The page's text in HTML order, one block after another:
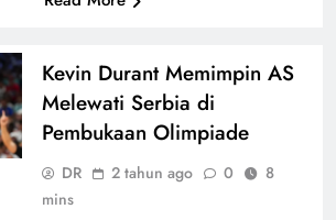
Kevin Durant Memimpin AS
Melewati Serbia di
Pembukaan Olimpiade
DR 2 tahun ago 0
8
mins